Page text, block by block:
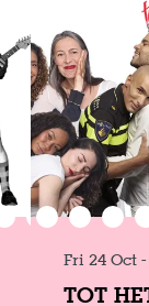
TOT
Fri 24 Oct